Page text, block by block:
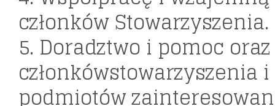
członków Stowarzyszenia.
5. Doradztwo i pomoc
członkówstowarzyszenia
podmiotów